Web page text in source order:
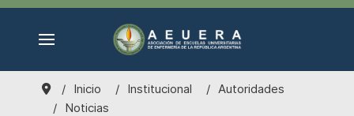
Inicio Institucional
Autoridades
Noticias